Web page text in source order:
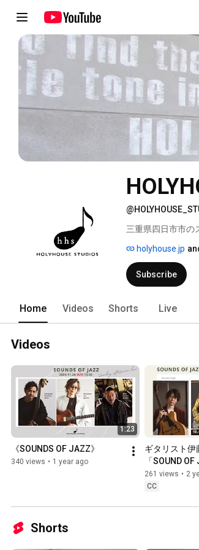
三重県四日市市の
holyhouse.jp
Subscribe
Home Videos Shorts Live
Videos
1:23
《SOUNDS OF JAZZ》
340 views • 1 year ago
ギタリスト伊
「SOUND
る。
261 views • 2
CC
Shorts